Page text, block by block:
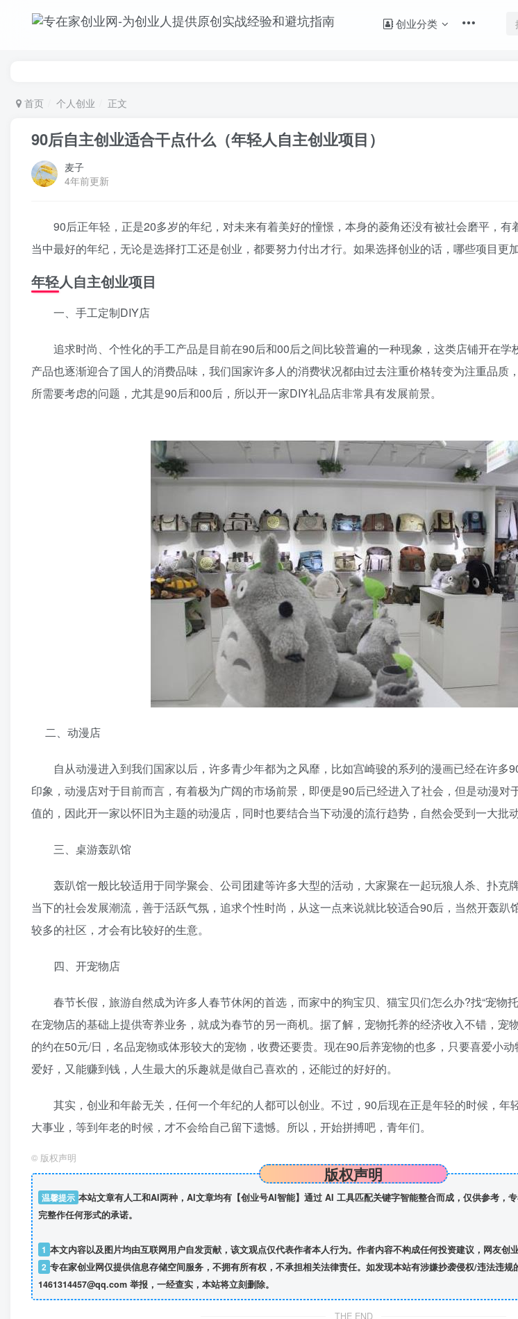
创业分类
首页 个人创业 正文
90后自主创业适合干点什么（年轻人自主创业项目）
麦子
4年前更新
90后正年轻，正是20多岁的年纪，对未来有着美好的憧憬，本身的菱角还没有被社会磨平，有
当中最好的年纪，无论是选择打工还是创业，都要努力付出才行。如果选择创业的话，哪些项目更
年轻人自主创业项目
一、手工定制DIY店
追求时尚、个性化的手工产品是目前在90后和00后之间比较普遍的一种现象，这类店铺开在学
产品也逐渐迎合了国人的消费品味，我们国家许多人的消费状况都由过去注重价格转变为注重品质
所需要考虑的问题，尤其是90后和00后，所以开一家DIY礼品店非常具有发展前景。
二、动漫店
自从动漫进入到我们国家以后，许多青少年都为之风靡，比如宫崎骏的系列的漫画已经在许多
印象，动漫店对于目前而言，有着极为广阔的市场前景，即便是90后已经进入了社会，但是动漫对
值的，因此开一家以怀旧为主题的动漫店，同时也要结合当下动漫的流行趋势，自然会受到一大批
三、桌游轰趴馆
轰趴馆一般比较适用于同学聚会、公司团建等许多大型的活动，大家聚在一起玩狼人杀、扑克
当下的社会发展潮流，善于活跃气氛，追求个性时尚，从这一点来说就比较适合90后，当然开轰趴
较多的社区，才会有比较好的生意。
四、开宠物店
春节长假，旅游自然成为许多人春节休闲的首选，而家中的狗宝贝、猫宝贝们怎么办?找“宠物
在宠物店的基础上提供寄养业务，就成为春节的另一商机。据了解，宠物托养的经济收入不错，宠
的约在50元/日，名品宠物或体形较大的宠物，收费还要贵。现在90后养宠物的也多，只要喜爱小
爱好，又能赚到钱，人生最大的乐趣就是做自己喜欢的，还能过的好好的。
其实，创业和年龄无关，任何一个年纪的人都可以创业。不过，90后现在正是年轻的时候，年
大事业，等到年老的时候，才不会给自己留下遗憾。所以，开始拼搏吧，青年们。
© 版权声明
版权声明
温馨提示 本站文章有人工和AI两种，AI文章均有【创业号AI智能】通过 AI 工具匹配关键字智能整合而成，仅供参考，专
完整作任何形式的承诺。
1 本文内容以及图片均由互联网用户自发贡献，该文观点仅代表作者本人行为。作者内容不构成任何投资建议，网友创
2 专在家创业网仅提供信息存储空间服务，不拥有所有权，不承担相关法律责任。如发现本站有涉嫌抄袭侵权/违法违规
1461314457@qq.com 举报，一经查实，本站将立刻删除。
THE END